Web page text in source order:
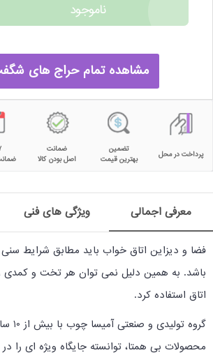
ناموجود
مشاهده تمام حراج های
پرداخت در محل
تضمین
بهترین قیمت
ضمانت
اصل بودن کالا
۷
معرفی اجمالی ویژگی های فنی
فضا و دیزاین اتاق خواب باید مطابق شرایط سنی
باشد. به همین دلیل نمی توان هر تخت و کمدی
اتاق استفاده کرد.
گروه
محصولات بی همتا، توانسته جایگاه ویژه ای را